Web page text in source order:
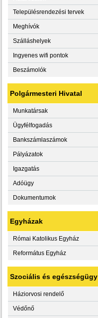
Településrendezési tervek
Meghívók
Szálláshelyek
Ingyenes wifi pontok
Beszámolók
Polgármesteri Hivatal
Munkatársak
Ügyfélfogadás
Bankszámlaszámok
Pályázatok
Igazgatás
Adóügy
Dokumentumok
Egyházak
Római Katolikus Egyház
Református Egyház
Szociális és egészségügy
Háziorvosi rendelő
Védőnő